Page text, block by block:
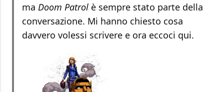
ma Doom Patrol è sempre stato parte della
conversazione. Mi hanno chiesto cosa
davvero volessi scrivere e ora eccoci qui.